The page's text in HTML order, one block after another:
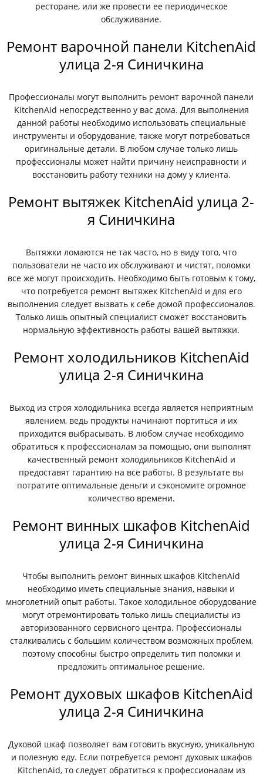
ресторане, или же провести ее периодическое
обслуживание.
Ремонт варочной панели KitchenAid
улица 2-я Синичкина
Профессионалы могут выполнить ремонт варочной панели
KitchenAid непосредственно у вас дома. Для выполнения
данной работы необходимо использовать специальные
инструменты и оборудование, также могут потребоваться
оригинальные детали. В любом случае только лишь
профессионалы может найти причину неисправности и
восстановить работу техники на дому у клиента.
Ремонт вытяжек KitchenAid улица 2-
я Синичкина
Вытяжки ломаются не так часто, но в виду того, что
пользователи не часто их обслуживают и чистят, поломки
все же могут происходить. Необходимо быть готовым к тому,
что потребуется ремонт вытяжек KitchenAid и для его
выполнения следует вызвать к себе домой профессионалов.
Только лишь опытный специалист сможет восстановить
нормальную эффективность работы вашей вытяжки.
Ремонт холодильников KitchenAid
улица 2-я Синичкина
Выход из строя холодильника всегда является неприятным
явлением, ведь продукты начинают портиться и их
приходится выбрасывать. В любом случае необходимо
обратиться к профессионалам за помощью, они выполнят
качественный ремонт холодильников KitchenAid и
предоставят гарантию на все работы. В результате вы
потратите оптимальные деньги и сэкономите огромное
количество времени.
Ремонт винных шкафов KitchenAid
улица 2-я Синичкина
Чтобы выполнить ремонт винных шкафов KitchenAid
необходимо иметь специальные знания, навыки и
многолетний опыт работы. Такое холодильное оборудование
могут отремонтировать только лишь специалисты из
авторизованного сервисного центра. Профессионалы
сталкивались с большим количеством возможных проблем,
поэтому способны быстро определить тип поломки и
предложить оптимальное решение.
Ремонт духовых шкафов KitchenAid
улица 2-я Синичкина
Духовой шкаф позволяет вам готовить вкусную, уникальную
и полезную еду. Если потребуется ремонт духовых шкафов
KitchenAid, то следует обратиться к профессионалам из